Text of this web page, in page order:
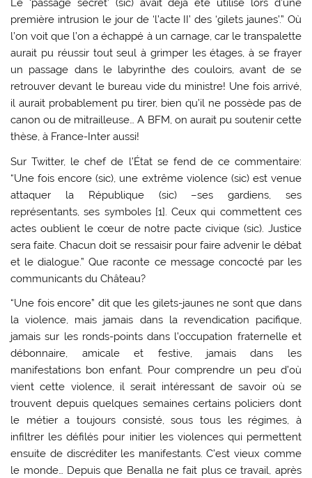
Le ‘passage secret’ (sic) avait déjà été utilisé lors d’une
première intrusion le jour de ‘l’acte II’ des ‘gilets jaunes’.” Où
l’on voit que l’on a échappé à un carnage, car le transpalette
aurait pu réussir tout seul à grimper les étages, à se frayer
un passage dans le labyrinthe des couloirs, avant de se
retrouver devant le bureau vide du ministre! Une fois arrivé,
il aurait probablement pu tirer, bien qu’il ne possède pas de
canon ou de mitrailleuse… A BFM, on aurait pu soutenir cette
thèse, à France-Inter aussi!
Sur Twitter, le chef de l’État se fend de ce commentaire:
“Une fois encore (sic), une extrême violence (sic) est venue
attaquer la République (sic) –ses gardiens, ses
représentants, ses symboles [1]. Ceux qui commettent ces
actes oublient le cœur de notre pacte civique (sic). Justice
sera faite. Chacun doit se ressaisir pour faire advenir le débat
et le dialogue.” Que raconte ce message concocté par les
communicants du Château?
“Une fois encore” dit que les gilets-jaunes ne sont que dans
la violence, mais jamais dans la revendication pacifique,
jamais sur les ronds-points dans l’occupation fraternelle et
débonnaire, amicale et festive, jamais dans les
manifestations bon enfant. Pour comprendre un peu d’où
vient cette violence, il serait intéressant de savoir où se
trouvent depuis quelques semaines certains policiers dont
le métier a toujours consisté, sous tous les régimes, à
infiltrer les défilés pour initier les violences qui permettent
ensuite de discréditer les manifestants. C’est vieux comme
le monde… Depuis que Benalla ne fait plus ce travail, après